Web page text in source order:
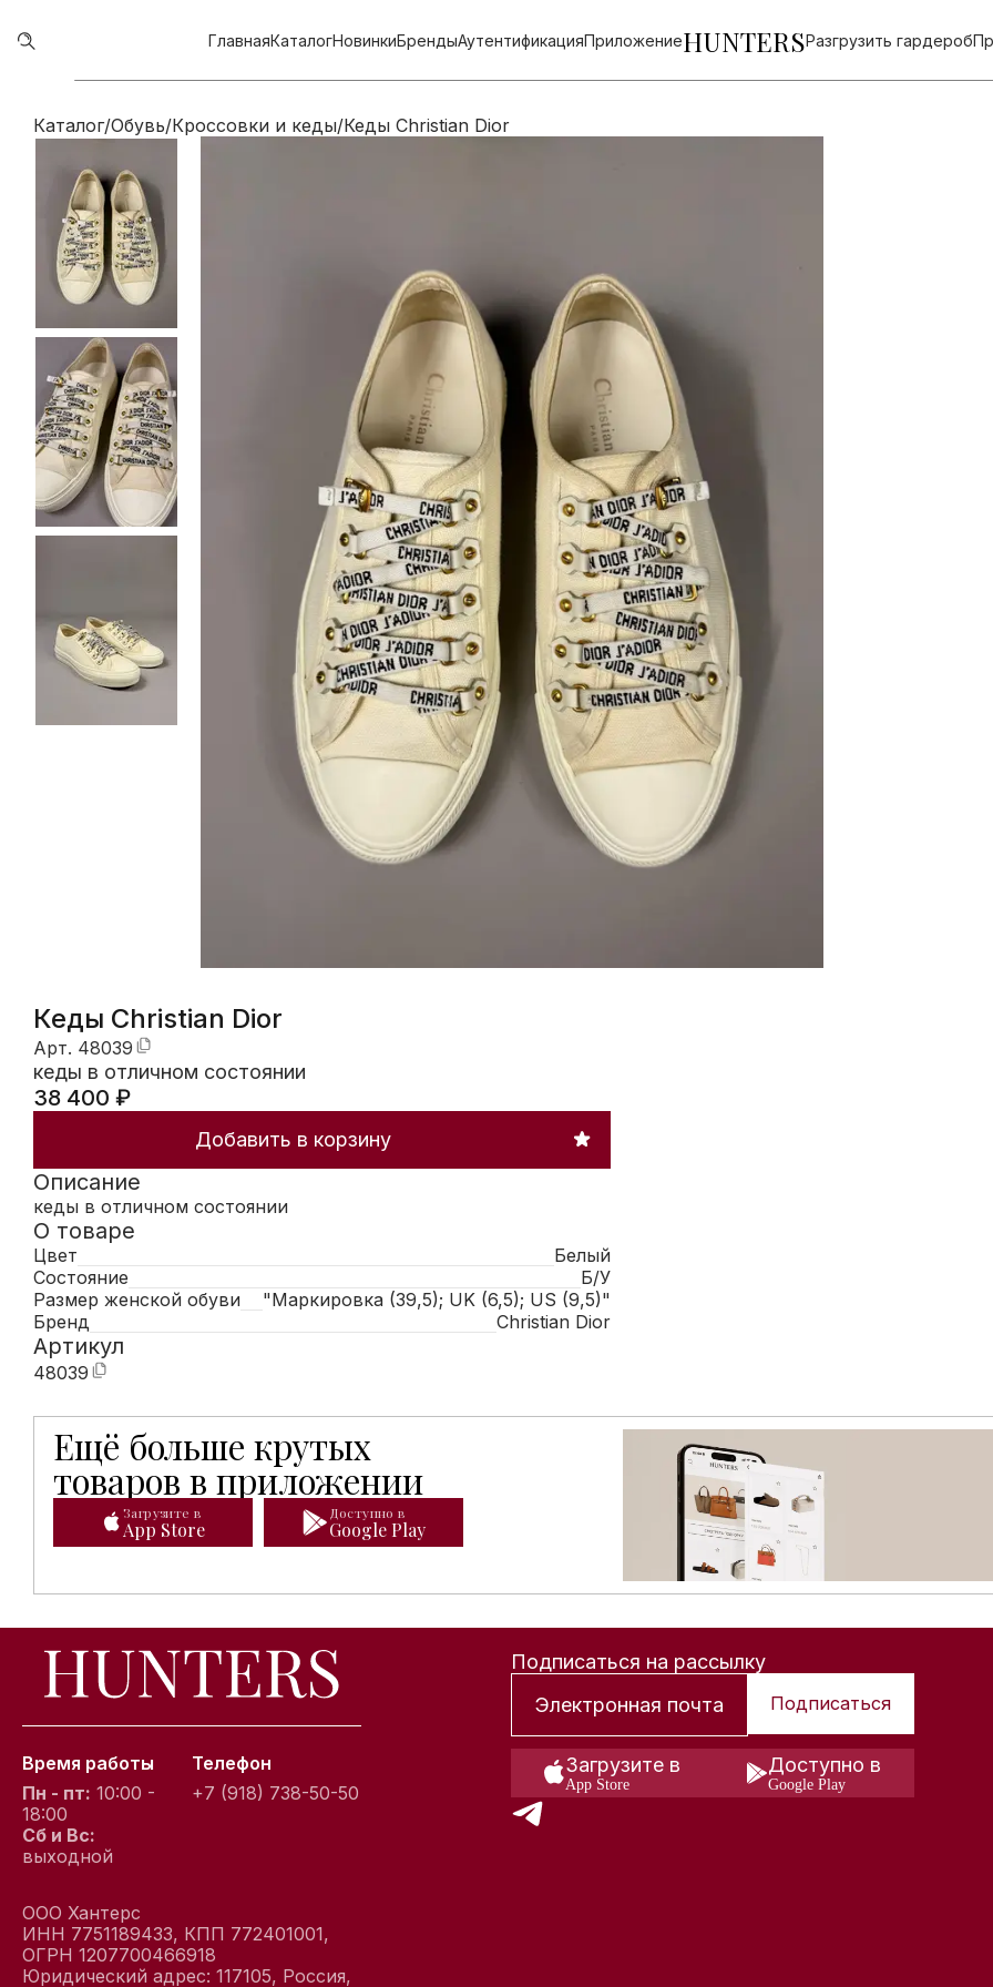
ГлавнаяКаталогНовинкиБрендыАутентификацияПриложениеHUNTERSРазгрузить гардероб
Каталог/Обувь/Кроссовки и кеды/Кеды Christian Dior
Кеды Christian Dior
Арт. 48039
кеды в отличном состоянии
38 400 ₽
Добавить в корзину
Описание
кеды в отличном состоянии
О товаре
Цвет
Белый
Состояние
Б/У
Размер женской обуви
"Маркировка (39,5); UK (6,5); US (9,5)"
Бренд
Christian Dior
Артикул
48039
Ещё больше крутых
товаров в приложении
Мобильное приложение Hunters открывает доступ к расширенному каталогу брендовых товаров: больше
Загрузите в
App Store
Доступно в
Google Play
Время работы
Пн - пт: 10:00 -
18:00
Сб и Вс:
выходной
Телефон
+7 (918) 738-50-50
ООО Хантерс
ИНН 7751189433, КПП 772401001,
ОГРН 1207700466918
Юридический адрес: 117105, Россия,
Подписаться на рассылку
Подписаться
Загрузите в
App Store
Доступно в
Google Play